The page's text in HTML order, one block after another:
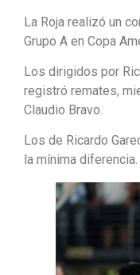
La Roja realizó un
Grupo A en Copa
Los dirigidos por
registró remates,
Claudio Bravo.
Los de Ricardo
la mínima diferencia.